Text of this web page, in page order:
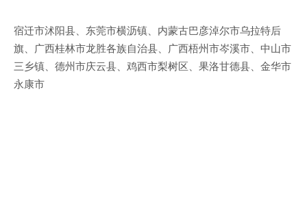
宿迁市沭阳县、东莞市横沥镇、内蒙古巴彦淖尔市乌拉特后
旗、广西桂林市龙胜各族自治县、广西梧州市岑溪市、中山市
三乡镇、德州市庆云县、鸡西市梨树区、果洛甘德县、金华市
永康市